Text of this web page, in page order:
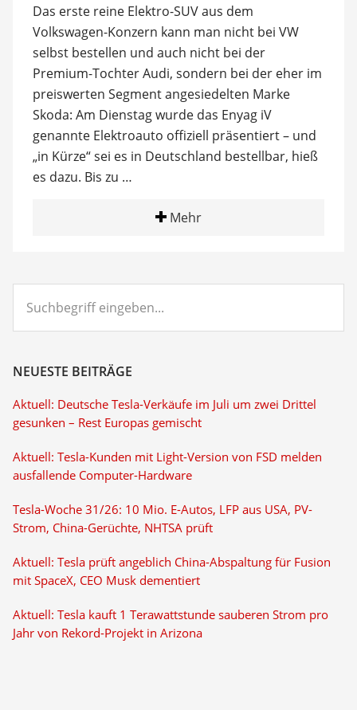
Das erste reine Elektro-SUV aus dem
Volkswagen-Konzern kann man nicht bei VW
selbst bestellen und auch nicht bei der
Premium-Tochter Audi, sondern bei der eher im
preiswerten Segment angesiedelten Marke
Skoda: Am Dienstag wurde das Enyag iV
genannte Elektroauto offiziell präsentiert – und
„in Kürze“ sei es in Deutschland bestellbar, hieß
es dazu. Bis zu …
Mehr
eingeben...
NEUESTE BEITRÄGE
Aktuell: Deutsche Tesla-Verkäufe im Juli um zwei Drittel
gesunken – Rest Europas gemischt
Aktuell: Tesla-Kunden mit Light-Version von FSD melden
ausfallende Computer-Hardware
Tesla-Woche 31/26: 10 Mio. E-Autos, LFP aus USA, PV-
Strom, China-Gerüchte, NHTSA prüft
Aktuell: Tesla prüft angeblich China-Abspaltung für Fusion
mit SpaceX, CEO Musk dementiert
Aktuell: Tesla kauft 1 Terawattstunde sauberen Strom pro
Jahr von Rekord-Projekt in Arizona